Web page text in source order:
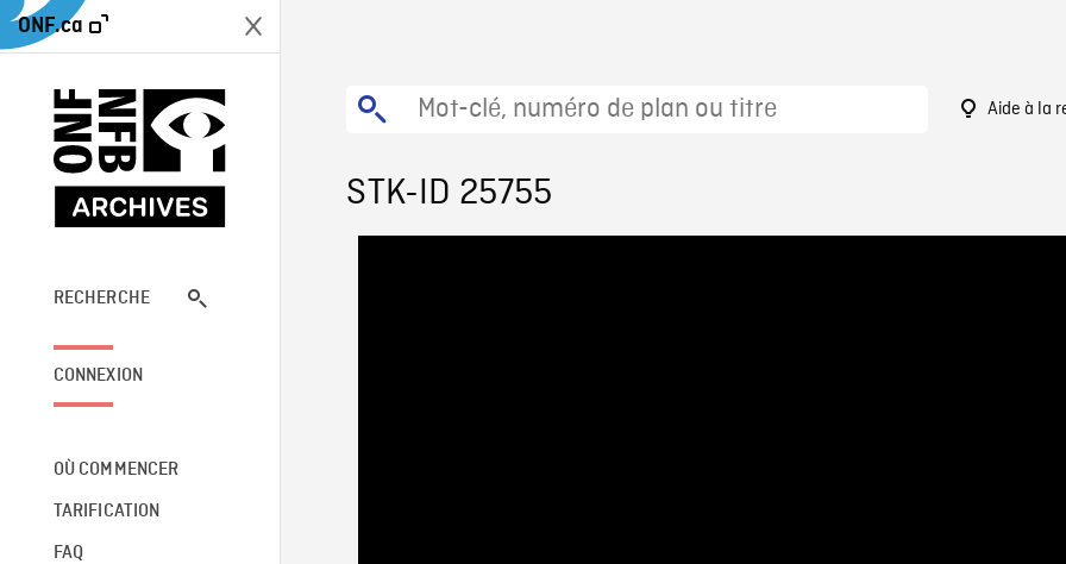
ONF.ca
RECHERCHE
CONNEXION
OÙ COMMENCER
TARIFICATION
FAQ
Aide à la
STK-ID 25755